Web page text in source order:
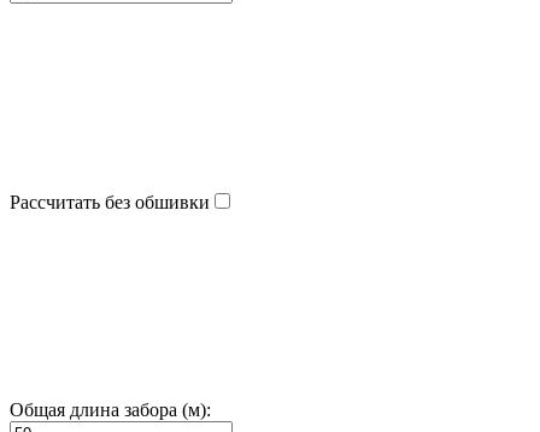
Рассчитать без обшивки
Общая длина забора (м):